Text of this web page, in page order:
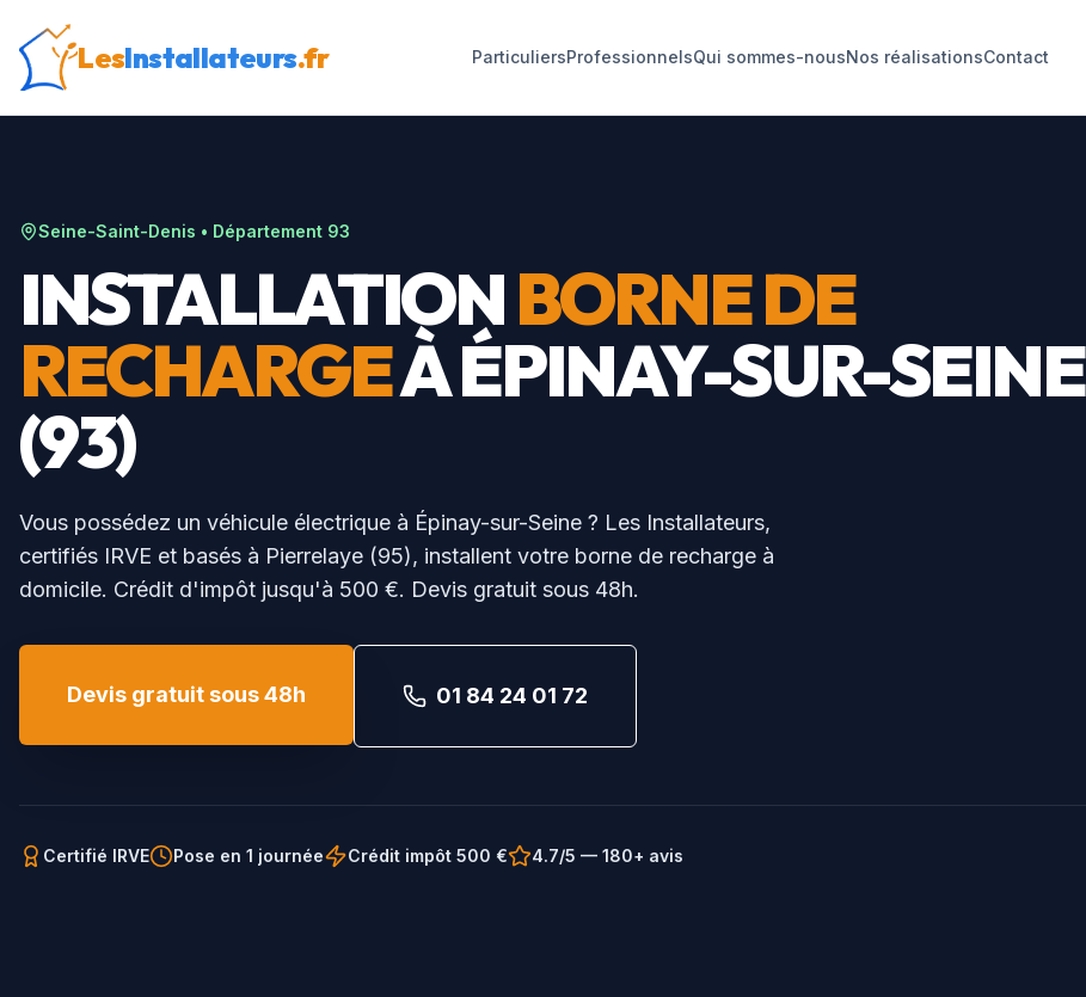
LesInstallateurs.fr ParticuliersProfessionnelsQui sommes-nousNos réalisationsContact
Seine-Saint-Denis • Département 93
INSTALLATIONBORNE DE
RECHARGEÀÉPINAY-SUR-SEINE
(93)
Vous possédez un véhicule électrique à Épinay-sur-Seine ? Les Installateurs,
certifiés IRVE et basés à Pierrelaye (95), installent votre borne de recharge à
domicile. Crédit d'impôt jusqu'à 500 €. Devis gratuit sous 48h.
Devis gratuit sous 48h 01 84 24 01 72
Certifié IRVE Pose en 1 journée Crédit impôt 500 € 4.7/5 — 180+ avis